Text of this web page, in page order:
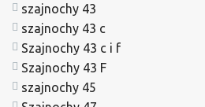
szajnochy 43
szajnochy 43 c
Szajnochy 43 c i f
Szajnochy 43 F
szajnochy 45